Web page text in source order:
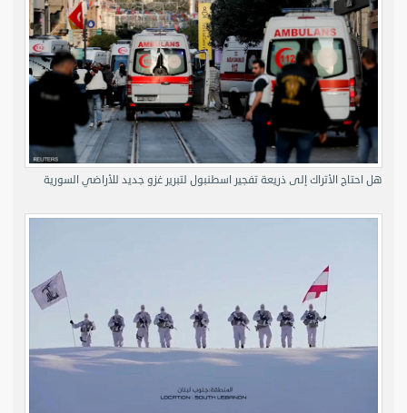
هل احتاج الأتراك إلى ذريعة تفجير اسطنبول لتبرير غزو جديد للأراضي السورية